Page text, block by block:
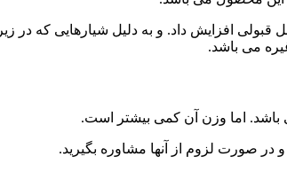
افزایش داد. و به دلیل شیارهایی که در
می باشد.
اما وزن آن کمی بیشتر است.
صورت لزوم از آنها مشاوره بگیرید.